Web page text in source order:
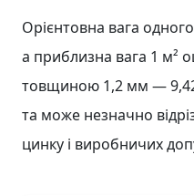
Орієнтовна вага
а приблизна вага 1 м²
товщиною 1,2 мм —
та може незначно
цинку і виробничих